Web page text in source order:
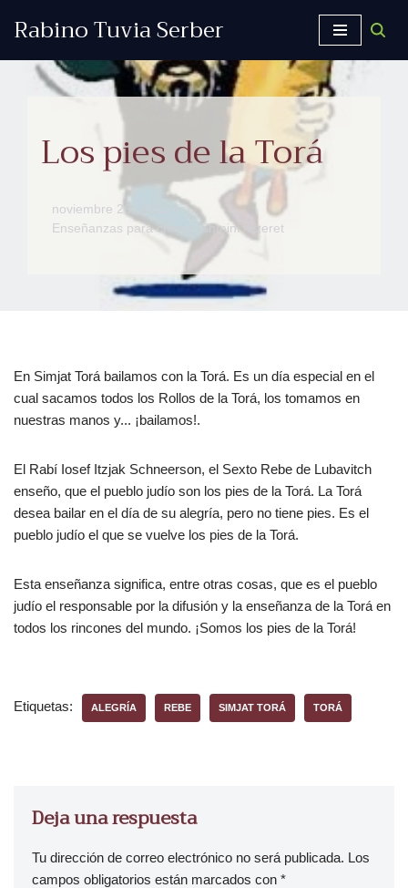
contenido
Rabino Tuvia Serber
Los pies de la Torá
noviembre 26, 2012
Enseñanzas para chicos
Shminí Atzeret
En Simjat Torá bailamos con la Torá. Es un día especial en el
cual sacamos todos los Rollos de la Torá, los tomamos en
nuestras manos y... ¡bailamos!.
El Rabí Iosef Itzjak Schneerson, el Sexto Rebe de Lubavitch
enseño, que el pueblo judío son los pies de la Torá. La Torá
desea bailar en el día de su alegría, pero no tiene pies. Es el
pueblo judío el que se vuelve los pies de la Torá.
Esta enseñanza significa, entre otras cosas, que es el pueblo
judío el responsable por la difusión y la enseñanza de la Torá en
todos los rincones del mundo. ¡Somos los pies de la Torá!
Etiquetas: ALEGRÍA REBE SIMJAT TORÁ TORÁ
Deja una respuesta
Tu dirección de correo electrónico no será publicada. Los
campos obligatorios están marcados con *